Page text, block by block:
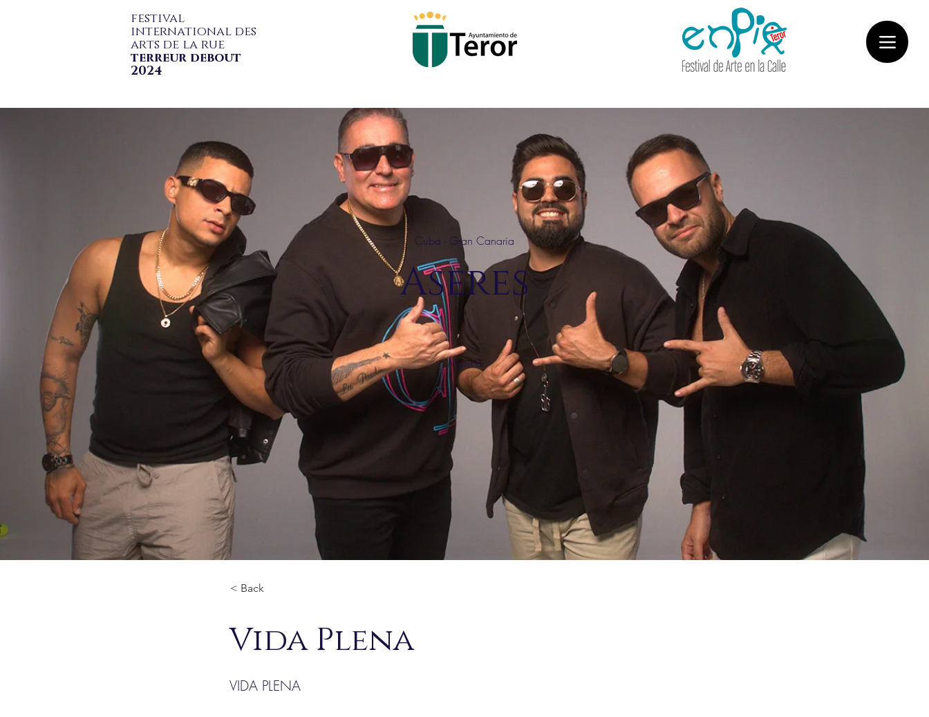
festival
international des
arts de la rue
terreur debout
2024
Aseres
Cuba - Gran Canaria
Música
< Back
Vida Plena
VIDA PLENA